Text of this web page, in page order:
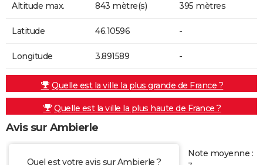
Altitude max. 843 mètre(s) 395 mètres
Latitude 46.10596 -
Longitude 3.891589 -
Quelle est la ville la plus grande de France ?
Quelle est la ville la plus haute de France ?
Avis sur Ambierle
Quel est votre avis sur Ambierle ?
Note moyenne :